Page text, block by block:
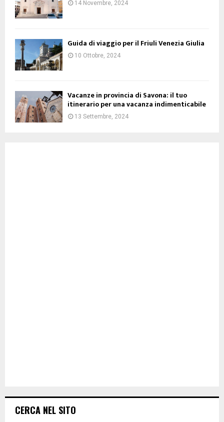
14 Novembre, 2024
Guida di viaggio per il Friuli Venezia Giulia
10 Ottobre, 2024
Vacanze in provincia di Savona: il tuo
itinerario per una vacanza indimenticabile
13 Settembre, 2024
CERCA NEL SITO